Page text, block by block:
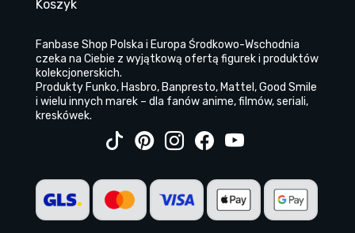
Koszyk
Fanbase Shop Polska i Europa Środkowo-Wschodnia
czeka na Ciebie z wyjątkową ofertą figurek i produktów
kolekcjonerskich.
Produkty Funko, Hasbro, Banpresto, Mattel, Good Smile
i wielu innych marek – dla fanów anime, filmów, seriali,
kreskówek.